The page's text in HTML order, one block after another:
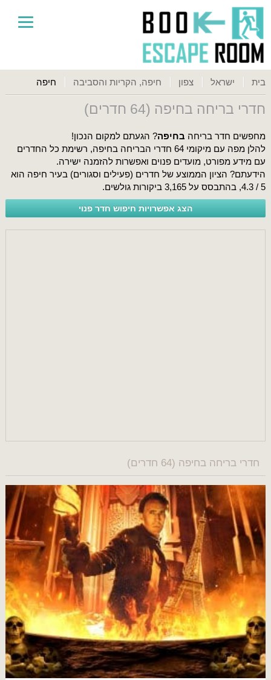
בית ישראל צפון חיפה, הקריות והסביבה חיפה
חדרי בריחה בחיפה (64 חדרים)
מחפשים חדר בריחה בחיפה? הגעתם למקום הנכון!
להלן מפה עם מיקומי 64 חדרי הבריחה בחיפה, רשימת כל החדרים
עם מידע מפורט, מועדים פנוים ואפשרות להזמנה ישירה.
הידעתם? הציון הממוצע של חדרים (פעילים וסגורים) בעיר חיפה הוא
5 / 4.3
, בהתבסס על 3,165 ביקורות גולשים.
חדרי בריחה בחיפה (64 חדרים)